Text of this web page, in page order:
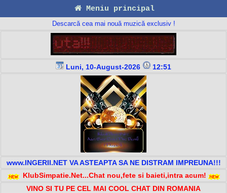
Meniu principal
Descarcă cea mai nouă muzică exclusiv !
Luni, 10-August-2026 12:51
www.INGERII.NET VA ASTEAPTA SA NE DISTRAM IMPREUNA!!!
KlubSimpatie.Net...Chat nou,fete si baieti,intra acum!
VINO SI TU PE CEL MAI COOL CHAT DIN ROMANIA